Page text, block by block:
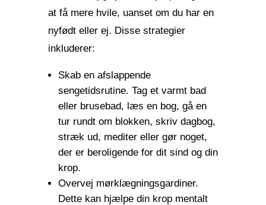
at få mere hvile, uanset om du har en
nyfødt eller ej. Disse strategier
inkluderer:
Skab en afslappende
sengetidsrutine. Tag et varmt bad
eller brusebad, læs en bog, gå en
tur rundt om blokken, skriv dagbog,
stræk ud, mediter eller gør noget,
der er beroligende for dit sind og din
krop.
Overvej mørklægningsgardiner.
Dette kan hjælpe din krop mentalt